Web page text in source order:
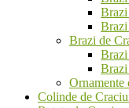
Brazi de
Brazi
Ornamente
Colinde de